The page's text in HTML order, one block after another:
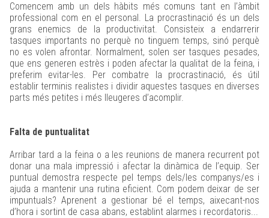
Comencem amb un dels hàbits més comuns tant en l’àmbit
professional com en el personal. La procrastinació és un dels
grans enemics de la productivitat. Consisteix a endarrerir
tasques importants no perquè no tinguem temps, sinó perquè
no es volen afrontar. Normalment, solen ser tasques pesades,
que ens generen estrès i poden afectar la qualitat de la feina, i
preferim evitar-les. Per combatre la procrastinació, és útil
establir terminis realistes i dividir aquestes tasques en diverses
parts més petites i més lleugeres d’acomplir.
Falta de puntualitat
Arribar tard a la feina o a les reunions de manera recurrent pot
donar una mala impressió i afectar la dinàmica de l’equip. Ser
puntual demostra respecte pel temps dels/les companys/es i
ajuda a mantenir una rutina eficient. Com podem deixar de ser
impuntuals? Aprenent a gestionar bé el temps, aixecant-nos
d’hora i sortint de casa abans, establint alarmes i recordatoris...